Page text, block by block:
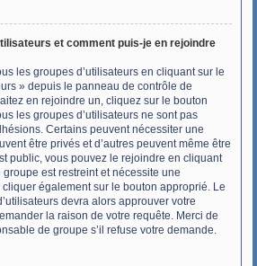
et comment puis-je en rejoindre
les groupes d’utilisateurs en cliquant sur le
» depuis le panneau de contrôle de
en rejoindre un, cliquez sur le bouton
les groupes d’utilisateurs ne sont pas
Certains peuvent nécessiter une
être privés et d’autres peuvent même être
public, vous pouvez le rejoindre en cliquant
est restreint et nécessite une
également sur le bouton approprié. Le
devra alors approuver votre
la raison de votre requête. Merci de
de groupe s’il refuse votre demande.